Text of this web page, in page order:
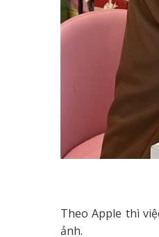
Theo Apple thì
ảnh.